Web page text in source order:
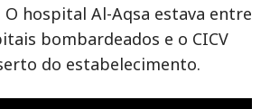
O hospital Al-Aqsa estava entre
bombardeados e o CICV
do estabelecimento.